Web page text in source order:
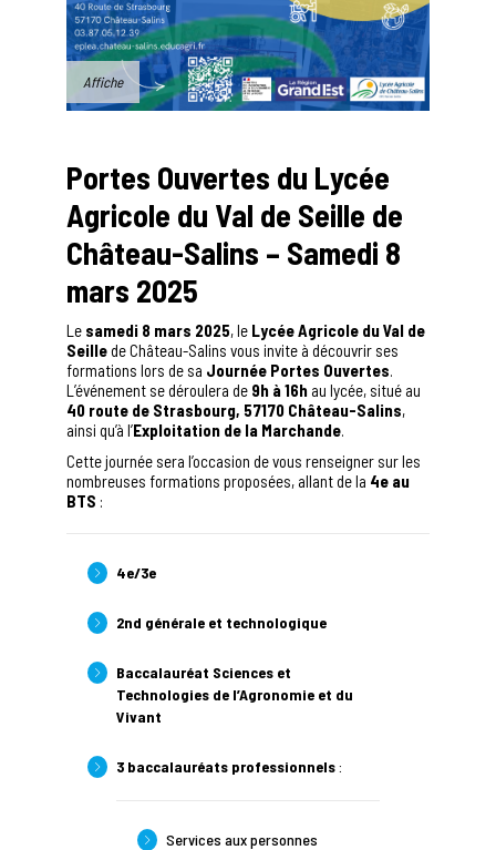
Affiche
Portes Ouvertes du Lycée
Agricole du Val de Seille de
Château-Salins – Samedi 8
mars 2025
Le samedi 8 mars 2025, le Lycée Agricole du Val de
Seillede Château-Salins vous invite à découvrir ses
formations lors de sa Journée Portes Ouvertes.
L’événement se déroulera de 9h à 16h au lycée, situé au
40 route de Strasbourg, 57170 Château-Salins,
ainsi qu’à l’Exploitation de la Marchande.
Cette journée sera l’occasion de vous renseigner sur les
nombreuses formations proposées, allant de la 4e au
BTS :
4e/3e
2nd générale et technologique
Baccalauréat Sciences et
Technologies de l’Agronomie et du
Vivant
3 baccalauréats professionnels:
Services aux personnes